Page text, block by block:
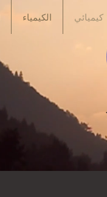
الكيمياء كيميائي